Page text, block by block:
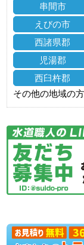
串間市
えびの市
西諸県郡
児湯郡
西臼杵郡
その他の地域の